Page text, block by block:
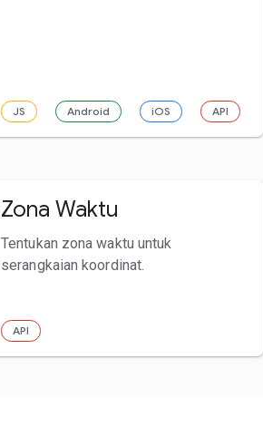
JS Android iOS API
Zona Waktu
Tentukan zona waktu untuk
serangkaian koordinat.
API